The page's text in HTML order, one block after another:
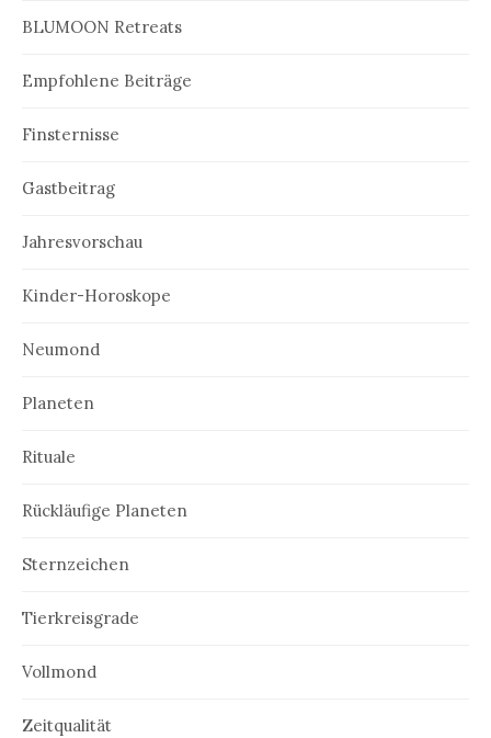
BLUMOON Retreats
Empfohlene Beiträge
Finsternisse
Gastbeitrag
Jahresvorschau
Kinder-Horoskope
Neumond
Planeten
Rituale
Rückläufige Planeten
Sternzeichen
Tierkreisgrade
Vollmond
Zeitqualität